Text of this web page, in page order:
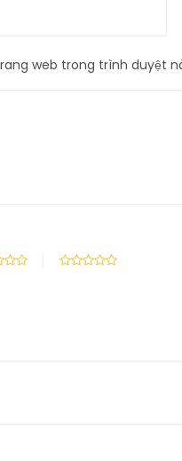
web trong trình duyệt